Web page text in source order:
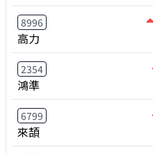
8996
高力
2354
鴻準
6799
來頡